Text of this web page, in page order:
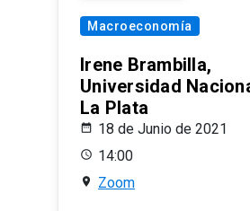
Macroeconomía
Irene Brambilla,
Universidad
La Plata
18 de Junio de 2021
14:00
Zoom